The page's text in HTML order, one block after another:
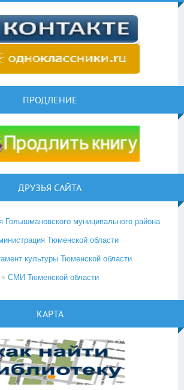
ПРОДЛЕНИЕ
ДРУЗЬЯ САЙТА
Голышмановского муниципального района
Тюменской области
культуры Тюменской области
СМИ Тюменской области
КАРТА